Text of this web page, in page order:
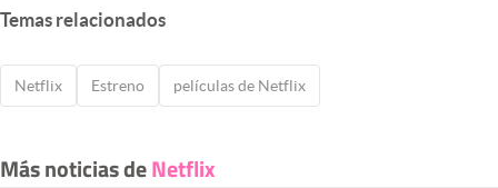
Temas relacionados
Netflix Estreno películas de Netflix
Más noticias deNetflix